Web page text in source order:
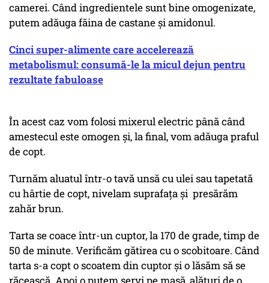
camerei. Când ingredientele sunt bine omogenizate,
putem adăuga făina de castane și amidonul.
Cinci super-alimente care accelerează
metabolismul: consumă-le la micul dejun pentru
rezultate fabuloase
În acest caz vom folosi mixerul electric până când
amestecul este omogen și, la final, vom adăuga praful
de copt.
Turnăm aluatul într-o tavă unsă cu ulei sau tapetată
cu hârtie de copt, nivelam suprafața și presărăm
zahăr brun.
Tarta se coace într-un cuptor, la 170 de grade, timp de
50 de minute. Verificăm gătirea cu o scobitoare. Când
tarta s-a copt o scoatem din cuptor și o lăsăm să se